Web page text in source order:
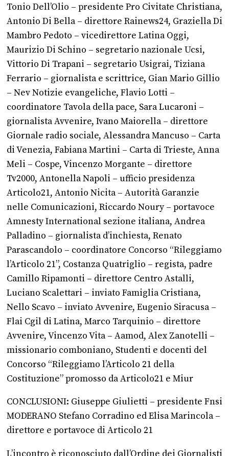
Tonio Dell’Olio – presidente Pro Civitate Christiana,
Antonio Di Bella – direttore Rainews24, Graziella Di
Mambro Pedoto – vicedirettore Latina Oggi,
Maurizio Di Schino – segretario nazionale Ucsi,
Vittorio Di Trapani – segretario Usigrai, Tiziana
Ferrario – giornalista e scrittrice, Gian Mario Gillio
– Nev Notizie evangeliche, Flavio Lotti –
coordinatore Tavola della pace, Sara Lucaroni –
giornalista Avvenire, Ivano Maiorella – direttore
Giornale radio sociale, Alessandra Mancuso – Carta
di Venezia, Fabiana Martini – Carta di Trieste, Anna
Meli – Cospe, Vincenzo Morgante – direttore
Tv2000, Antonella Napoli – ufficio presidenza
Articolo21, Antonio Nicita – Autorità Garanzie
nelle Comunicazioni, Riccardo Noury – portavoce
Amnesty International sezione italiana, Andrea
Palladino – giornalista d’inchiesta, Renato
Parascandolo – coordinatore Concorso “Rileggiamo
l’Articolo 21”, Costanza Quatriglio – regista, padre
Camillo Ripamonti – direttore Centro Astalli,
Luciano Scalettari – inviato Famiglia Cristiana,
Nello Scavo – inviato Avvenire, Eugenio Siracusa –
Flai Cgil di Latina, Marco Tarquinio – direttore
Avvenire, Vincenzo Vita – Aamod, Alex Zanotelli –
missionario comboniano, Studenti e docenti del
Concorso “Rileggiamo l’Articolo 21 della
Costituzione” promosso da Articolo21 e Miur
CONCLUSIONI: Giuseppe Giulietti – presidente Fnsi
MODERANO Stefano Corradino ed Elisa Marincola –
direttore e portavoce di Articolo 21